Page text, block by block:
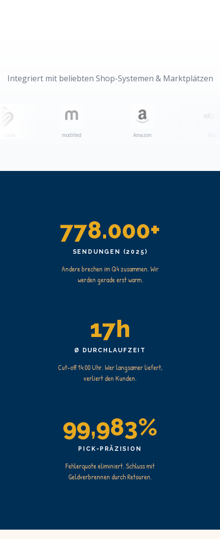
Integriert mit beliebten Shop-Systemen & Marktplätzen
778.000+
SENDUNGEN (2025)
Andere brechen im Q4 zusammen. Wir
werden gerade erst warm.
17h
Ø DURCHLAUFZEIT
Cut-off 14:00 Uhr. Wer langsamer liefert,
verliert den Kunden.
99,983%
PICK-PRÄZISION
Fehlerquote eliminiert. Schluss mit
Geldverbrennen durch Retouren.